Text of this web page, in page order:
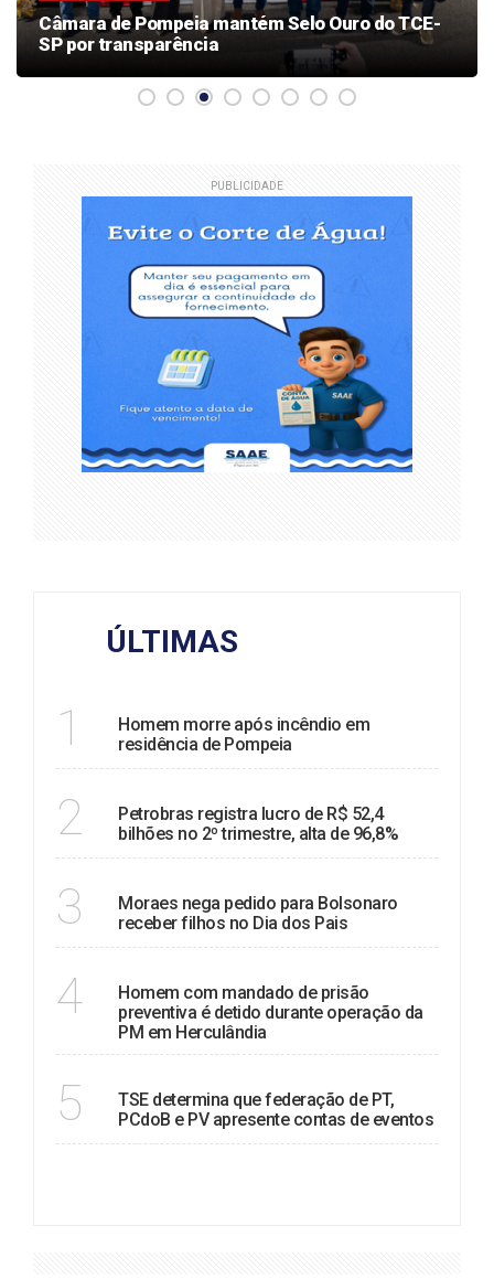
Câmara de Pompeia mantém Selo Ouro do TCE-
SP por transparência
PUBLICIDADE
ÚLTIMAS
1
Homem morre após incêndio em
residência de Pompeia
2
Petrobras registra lucro de R$ 52,4
bilhões no 2º trimestre, alta de 96,8%
3
Moraes nega pedido para Bolsonaro
receber filhos no Dia dos Pais
4
Homem com mandado de prisão
preventiva é detido durante operação da
PM em Herculândia
5
TSE determina que federação de PT,
PCdoB e PV apresente contas de eventos